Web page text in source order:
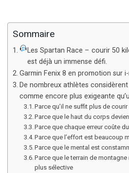
Sommaire
Les Spartan Race – courir 50
est déjà un immense défi.
Garmin Fenix 8 en promotion sur
De nombreux athlètes
comme encore plus exigeante
Parce qu’il ne suffit plus de courir
Parce que le haut du corps
Parce que chaque erreur coûte
Parce que l’effort est beaucoup
Parce que le mental est
Parce que le terrain de montagne
plus sélective